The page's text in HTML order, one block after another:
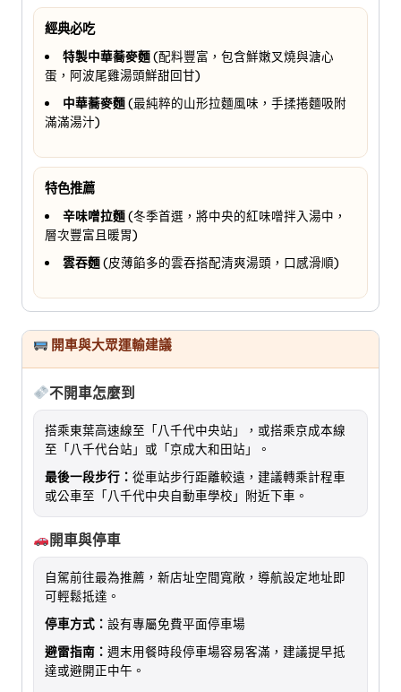
經典必吃
特製中華蕎麥麵(配料豐富，包含鮮嫩叉燒與溏心
蛋，阿波尾雞湯頭鮮甜回甘)
中華蕎麥麵(最純粹的山形拉麵風味，手揉捲麵吸附
滿滿湯汁)
特色推薦
辛味噌拉麵(冬季首選，將中央的紅味噌拌入湯中，
層次豐富且暖胃)
雲吞麵(皮薄餡多的雲吞搭配清爽湯頭，口感滑順)
開車與大眾運輸建議
不開車怎麼到
搭乘東葉高速線至「八千代中央站」，或搭乘京成本線
至「八千代台站」或「京成大和田站」。
最後一段步行： 從車站步行距離較遠，建議轉乘計程車
或公車至「八千代中央自動車學校」附近下車。
開車與停車
自駕前往最為推薦，新店址空間寬敞，導航設定地址即
可輕鬆抵達。
停車方式： 設有專屬免費平面停車場
避雷指南： 週末用餐時段停車場容易客滿，建議提早抵
達或避開正中午。